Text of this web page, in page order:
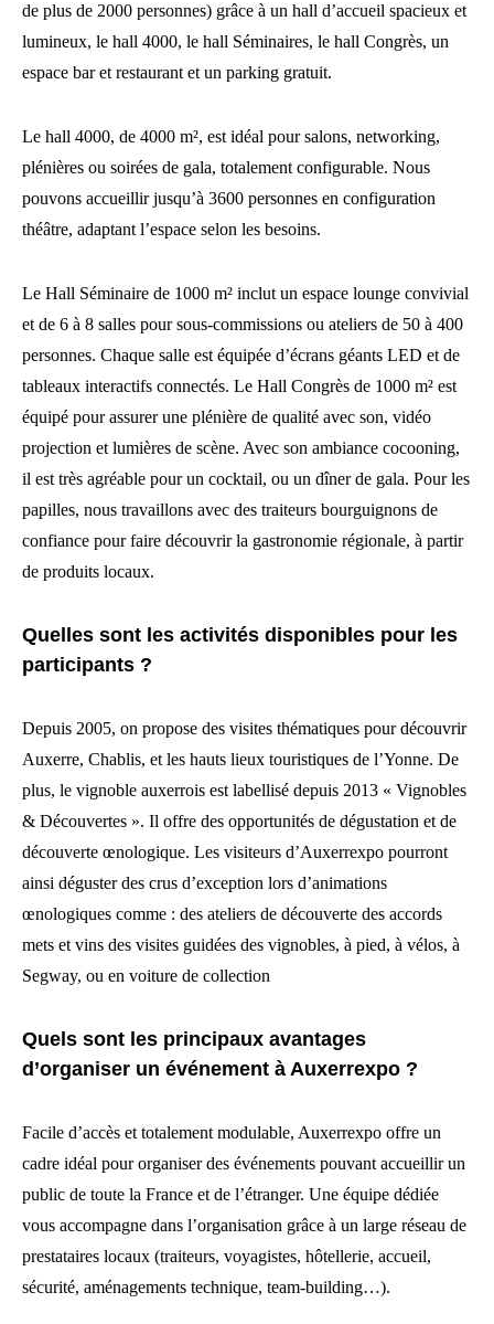
de plus de 2000 personnes) grâce à un hall d’accueil spacieux et
lumineux, le hall 4000, le hall Séminaires, le hall Congrès, un
espace bar et restaurant et un parking gratuit.
Le hall 4000, de 4000 m², est idéal pour salons, networking,
plénières ou soirées de gala, totalement configurable. Nous
pouvons accueillir jusqu’à 3600 personnes en configuration
théâtre, adaptant l’espace selon les besoins.
Le Hall Séminaire de 1000 m² inclut un espace lounge convivial
et de 6 à 8 salles pour sous-commissions ou ateliers de 50 à 400
personnes. Chaque salle est équipée d’écrans géants LED et de
tableaux interactifs connectés. Le Hall Congrès de 1000 m² est
équipé pour assurer une plénière de qualité avec son, vidéo
projection et lumières de scène. Avec son ambiance cocooning,
il est très agréable pour un cocktail, ou un dîner de gala. Pour les
papilles, nous travaillons avec des traiteurs bourguignons de
confiance pour faire découvrir la gastronomie régionale, à partir
de produits locaux.
Quelles sont les activités disponibles pour les
participants ?
Depuis 2005, on propose des visites thématiques pour découvrir
Auxerre, Chablis, et les hauts lieux touristiques de l’Yonne. De
plus, le vignoble auxerrois est labellisé depuis 2013 « Vignobles
& Découvertes ». Il offre des opportunités de dégustation et de
découverte œnologique. Les visiteurs d’Auxerrexpo pourront
ainsi déguster des crus d’exception lors d’animations
œnologiques comme : des ateliers de découverte des accords
mets et vins des visites guidées des vignobles, à pied, à vélos, à
Segway, ou en voiture de collection
Quels sont les principaux avantages
d’organiser un événement à Auxerrexpo ?
Facile d’accès et totalement modulable, Auxerrexpo offre un
cadre idéal pour organiser des événements pouvant accueillir un
public de toute la France et de l’étranger. Une équipe dédiée
vous accompagne dans l’organisation grâce à un large réseau de
prestataires locaux (traiteurs, voyagistes, hôtellerie, accueil,
sécurité, aménagements technique, team-building…).